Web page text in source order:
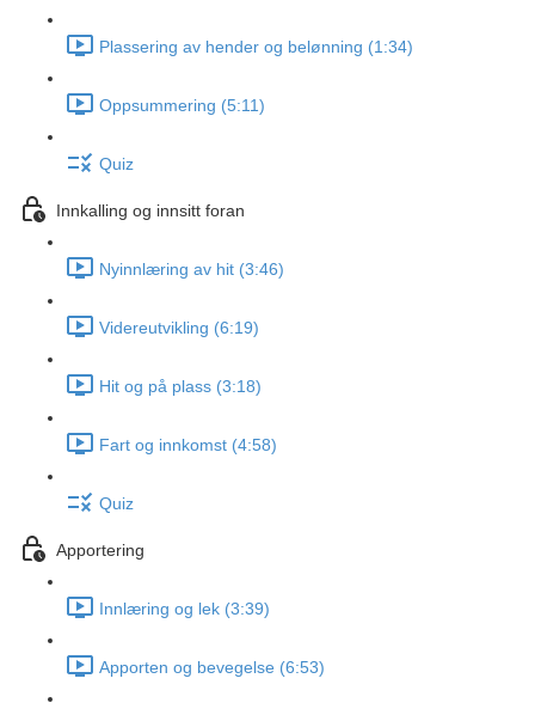
Plassering av hender og belønning (1:34)
Oppsummering (5:11)
Quiz
Innkalling og innsitt foran
Nyinnlæring av hit (3:46)
Videreutvikling (6:19)
Hit og på plass (3:18)
Fart og innkomst (4:58)
Quiz
Apportering
Innlæring og lek (3:39)
Apporten og bevegelse (6:53)